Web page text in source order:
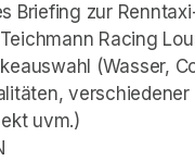
Briefing zur
Racing
(Wasser,
verschiedener
uvm.)